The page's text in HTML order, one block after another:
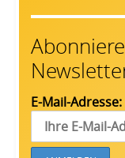
E-Mail-Adresse: